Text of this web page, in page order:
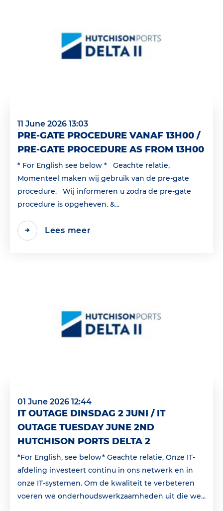
11 June 2026 13:03
PRE-GATE PROCEDURE VANAF 13H00 /
PRE-GATE PROCEDURE AS FROM 13H00
* For English see below * Geachte relatie,
Momenteel maken wij gebruik van de pre-gate
procedure. Wij informeren u zodra de pre-gate
procedure is opgeheven. &...
Lees meer
01 June 2026 12:44
IT OUTAGE DINSDAG 2 JUNI / IT
OUTAGE TUESDAY JUNE 2ND
HUTCHISON PORTS DELTA 2
*For English, see below* Geachte relatie, Onze IT-
afdeling investeert continu in ons netwerk en in
onze IT-systemen. Om de kwaliteit te verbeteren
voeren we onderhoudswerkzaamheden uit die we...